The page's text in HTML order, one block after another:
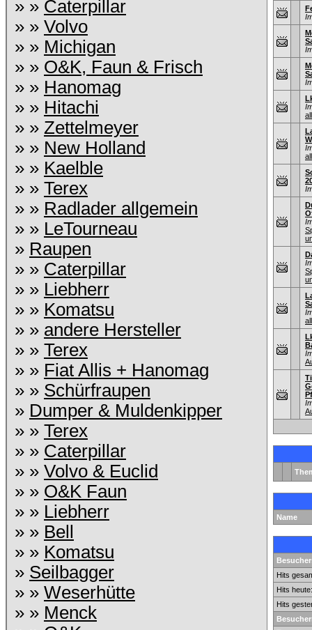
» » Caterpillar
» » Volvo
» » Michigan
» » O&K, Faun & Frisch
» » Hanomag
» » Hitachi
» » Zettelmeyer
» » New Holland
» » Kaelble
» » Terex
» » Radlader allgemein
» » LeTourneau
» Raupen
» » Caterpillar
» » Liebherr
» » Komatsu
» » andere Hersteller
» » Terex
» » Fiat Allis + Hanomag
» » Schürfraupen
» Dumper & Muldenkipper
» » Terex
» » Caterpillar
» » Volvo & Euclid
» » O&K Faun
» » Liebherr
» » Bell
» » Komatsu
» Seilbagger
» » Weserhütte
» » Menck
Name
Hits
Hits heute:
Hits